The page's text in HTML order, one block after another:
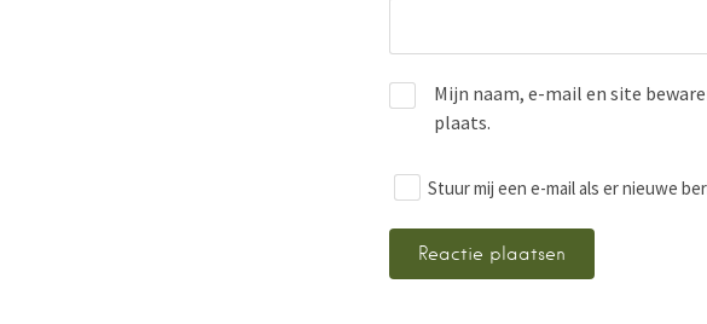
Mijn naam, e-mail en site
plaats.
Stuur mij een e-mail als er nieuwe